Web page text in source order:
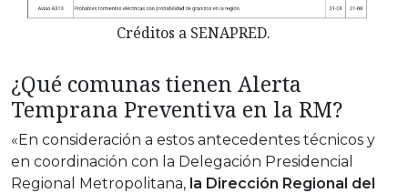
Créditos a SENAPRED.
¿Qué comunas tienen Alerta
Temprana Preventiva en la RM?
«En consideración a estos antecedentes técnicos y
en coordinación con la Delegación Presidencial
Regional Metropolitana, la Dirección Regional del